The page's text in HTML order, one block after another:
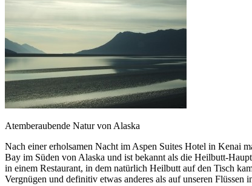
Atemberaubende Natur von Alaska
Nach einer erholsamen Nacht im Aspen Suites Hotel in Kenai
Bay im Süden von Alaska und ist bekannt als die Heilbutt-
in einem Restaurant, in dem natürlich Heilbutt auf den Tisch
Vergnügen und definitiv etwas anderes als auf unseren